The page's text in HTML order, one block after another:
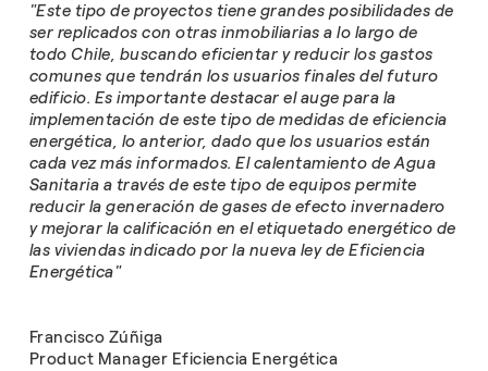
"Este tipo de proyectos tiene grandes posibilidades de
ser replicados con otras inmobiliarias a lo largo de
todo Chile, buscando eficientar y reducir los gastos
comunes que tendrán los usuarios finales del futuro
edificio. Es importante destacar el auge para la
implementación de este tipo de medidas de eficiencia
energética, lo anterior, dado que los usuarios están
cada vez más informados. El calentamiento de Agua
Sanitaria a través de este tipo de equipos permite
reducir la generación de gases de efecto invernadero
y mejorar la calificación en el etiquetado energético de
las viviendas indicado por la nueva ley de Eficiencia
Energética"
Francisco Zúñiga
Product Manager Eficiencia Energética